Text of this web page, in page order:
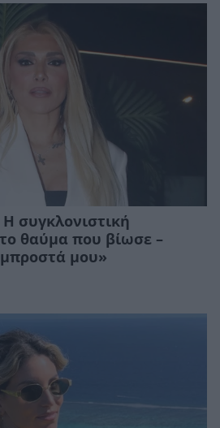
συγκλονιστική
θαύμα που βίωσε –
μπροστά μου»